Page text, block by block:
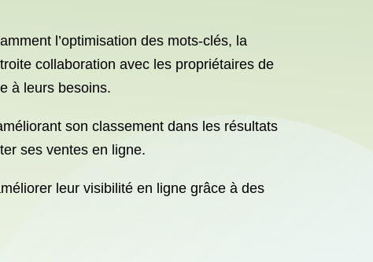
l’optimisation des mots-clés, la
collaboration avec les propriétaires de
à leurs besoins.
son classement dans les résultats
ses ventes en ligne.
leur visibilité en ligne grâce à des